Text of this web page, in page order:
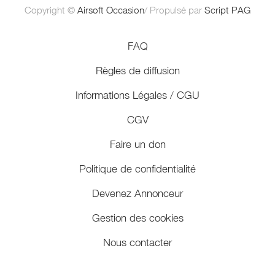
Copyright © Airsoft Occasion/ Propulsé par Script PAG
FAQ
Règles de diffusion
Informations Légales / CGU
CGV
Faire un don
Politique de confidentialité
Devenez Annonceur
Gestion des cookies
Nous contacter